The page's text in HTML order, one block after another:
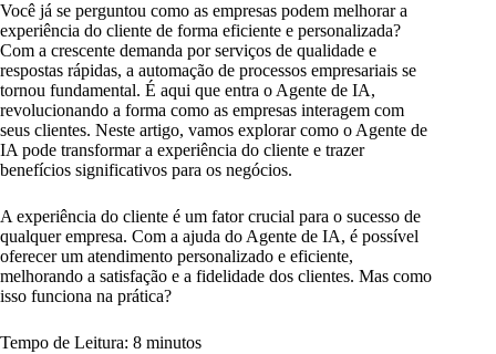
Você já se perguntou como as empresas podem melhorar a
experiência do cliente de forma eficiente e personalizada?
Com a crescente demanda por serviços de qualidade e
respostas rápidas, a automação de processos empresariais se
tornou fundamental. É aqui que entra o Agente de IA,
revolucionando a forma como as empresas interagem com
seus clientes. Neste artigo, vamos explorar como o Agente de
IA pode transformar a experiência do cliente e trazer
benefícios significativos para os negócios.
A experiência do cliente é um fator crucial para o sucesso de
qualquer empresa. Com a ajuda do Agente de IA, é possível
oferecer um atendimento personalizado e eficiente,
melhorando a satisfação e a fidelidade dos clientes. Mas como
isso funciona na prática?
Tempo de Leitura: 8 minutos